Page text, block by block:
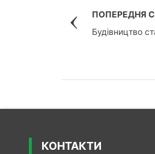
ПОПЕРЕДНЯ
Будівництво
КОНТАКТИ